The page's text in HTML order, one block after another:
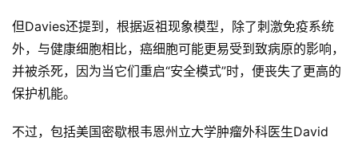
关
于
&
言
但Davies还提到，根据返祖现象模型，除了刺激免疫系统
外，与健康细胞相比，癌细胞可能更易受到致病原的影响，
并被杀死，因为当它们重启“安全模式”时，便丧失了更高的
保护机能。
不过，包括美国密歇根韦恩州立大学肿瘤外科医生David